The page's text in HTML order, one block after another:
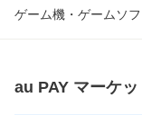
ゲーム機・ゲームソフ
au PAY マーケッ